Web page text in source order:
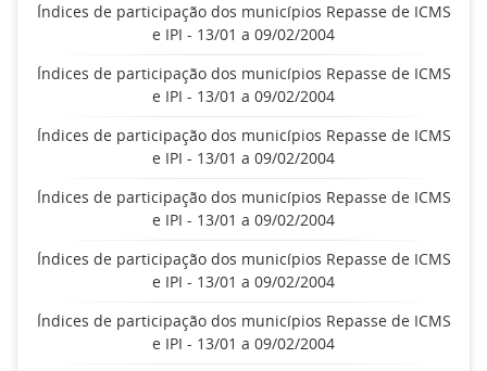
Índices de participação dos municípios Repasse de ICMS
e IPI - 13/01 a 09/02/2004
Índices de participação dos municípios Repasse de ICMS
e IPI - 13/01 a 09/02/2004
Índices de participação dos municípios Repasse de ICMS
e IPI - 13/01 a 09/02/2004
Índices de participação dos municípios Repasse de ICMS
e IPI - 13/01 a 09/02/2004
Índices de participação dos municípios Repasse de ICMS
e IPI - 13/01 a 09/02/2004
Índices de participação dos municípios Repasse de ICMS
e IPI - 13/01 a 09/02/2004